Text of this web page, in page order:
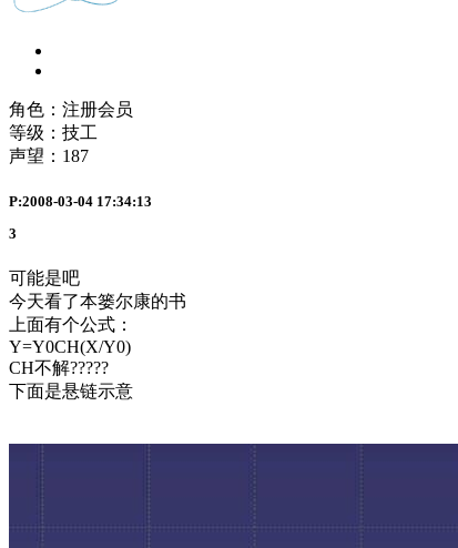
角色：注册会员
等级：技工
声望： 187
P:2008-03-04 17:34:13
3
可能是吧
今天看了本篓尔康的书
上面有个公式：
Y=Y0CH(X/Y0)
CH不解?????
下面是悬链示意